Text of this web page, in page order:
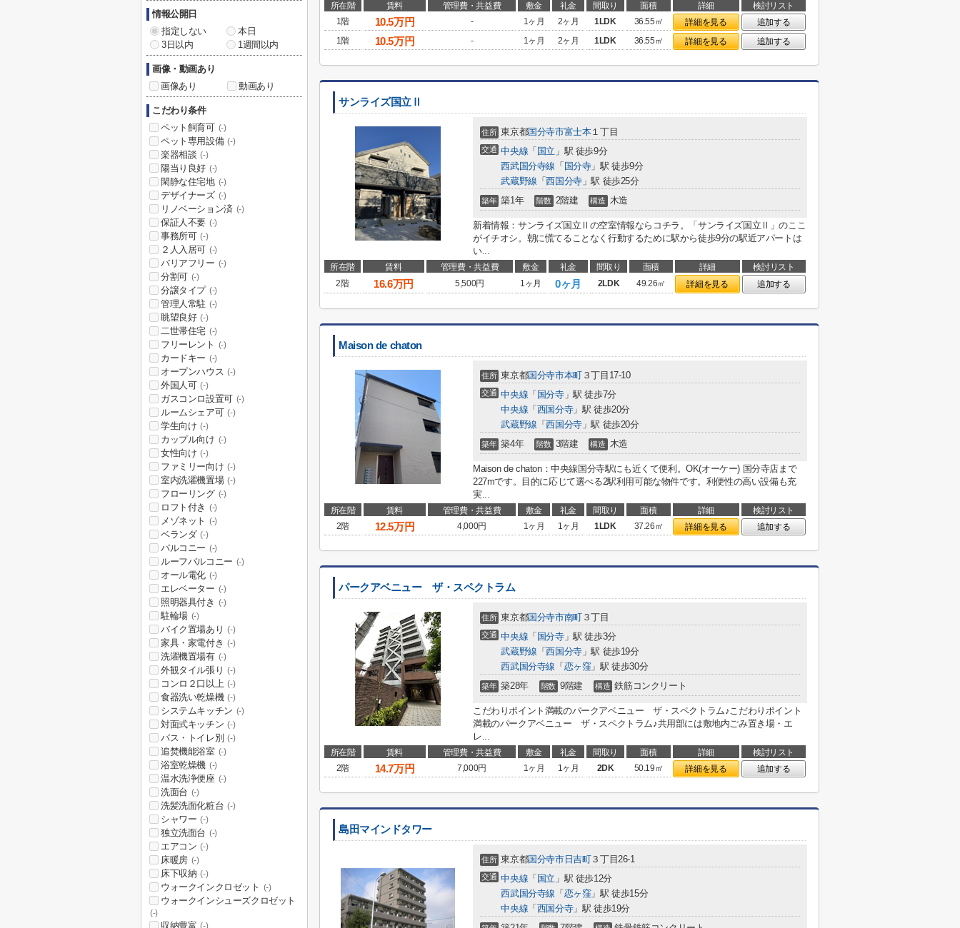
所在階 賃料 管理費・共益費 敷金 礼金 間取り 面積 詳細
検討リスト
1階
10.5万円 - 1ヶ月 2ヶ月 1LDK 36.55㎡ 詳細を見る
追加する
1階
10.5万円 - 1ヶ月 2ヶ月 1LDK 36.55㎡ 詳細を見る 追加する
サンライズ国立Ⅱ
住所 東京都国分寺市富士本１丁目
交通 中央線 「 国立 」駅 徒歩9分
西武国分寺線 「 国分寺」駅 徒歩9分
武蔵野線 「西国分寺」駅 徒歩25分
築年 築1年 階数 2階建 構造 木造
新着情報：サンライズ国立Ⅱの空室情報ならコチラ。「サンライズ国立Ⅱ」のここ
がイチオシ。朝に慌てることなく行動するために駅から徒歩9分の駅近アパートは
い...
所在階 賃料 管理費・共益費 敷金 礼金 間取り 面積 詳細
検討リスト
2階
16.6万円 5,500円 1ヶ月 0ヶ月 2LDK 49.26㎡ 詳細を見る 追加する
Maison de chaton
住所 東京都国分寺市本町３丁目17-10
交通 中央線 「 国分寺」駅 徒歩7分
中央線 「 西国分寺」駅 徒歩20分
武蔵野線 「西国分寺」駅 徒歩20分
築年 築4年 階数 3階建 構造 木造
Maison de chaton：中央線国分寺駅にも近くて便利。OK(オーケー) 国分寺店まで
227mです。目的に応じて選べる2駅利用可能な物件です。利便性の高い設備も充
実...
所在階 賃料 管理費・共益費 敷金 礼金 間取り 面積 詳細
検討リスト
2階
12.5万円 4,000円 1ヶ月 1ヶ月 1LDK 37.26㎡ 詳細を見る 追加する
パークアベニュー ザ・スペクトラム
住所 東京都国分寺市南町３丁目
交通 中央線 「 国分寺」駅 徒歩3分
武蔵野線 「西国分寺」駅 徒歩19分
西武国分寺線 「 恋ヶ窪」駅 徒歩30分
築年 築28年 階数 9階建 構造 鉄筋コンクリート
こだわりポイント満載のパークアベニュー ザ・スペクトラム♪こだわりポイント
満載のパークアベニュー ザ・スペクトラム♪共用部には敷地内ごみ置き場・エ
レ...
所在階 賃料 管理費・共益費 敷金 礼金 間取り 面積 詳細
検討リスト
2階
14.7万円 7,000円 1ヶ月 1ヶ月 2DK 50.19㎡ 詳細を見る 追加する
島田マインドタワー
住所 東京都国分寺市日吉町３丁目26-1
交通 中央線 「 国立 」駅 徒歩12分
西武国分寺線 「 恋ヶ窪」駅 徒歩15分
中央線 「 西国分寺」駅 徒歩19分
情報公開日
指定しない
本日
3日以内
1週間以内
画像・動画あり
画像あり
動画あり
こだわり条件
ペット飼育可 (-)
ペット専用設備 (-)
楽器相談 (-)
陽当り良好 (-)
閑静な住宅地 (-)
デザイナーズ (-)
リノベーション済 (-)
保証人不要 (-)
事務所可 (-)
２人入居可 (-)
バリアフリー (-)
分割可 (-)
分譲タイプ (-)
管理人常駐 (-)
眺望良好 (-)
二世帯住宅 (-)
フリーレント (-)
カードキー (-)
オープンハウス (-)
外国人可 (-)
ガスコンロ設置可 (-)
ルームシェア可 (-)
学生向け (-)
カップル向け (-)
女性向け (-)
ファミリー向け (-)
室内洗濯機置場 (-)
フローリング (-)
ロフト付き (-)
メゾネット (-)
ベランダ (-)
バルコニー (-)
ルーフバルコニー (-)
オール電化 (-)
エレベーター (-)
照明器具付き (-)
駐輪場 (-)
バイク置場あり (-)
家具・家電付き (-)
洗濯機置場有 (-)
外観タイル張り (-)
コンロ２口以上 (-)
食器洗い乾燥機 (-)
システムキッチン (-)
対面式キッチン (-)
バス・トイレ別 (-)
追焚機能浴室 (-)
浴室乾燥機 (-)
温水洗浄便座 (-)
洗面台 (-)
洗髪洗面化粧台 (-)
シャワー (-)
独立洗面台 (-)
エアコン (-)
床暖房 (-)
床下収納 (-)
ウォークインクロゼット (-)
ウォークインシューズクロゼット
(-)
収納豊富 (-)